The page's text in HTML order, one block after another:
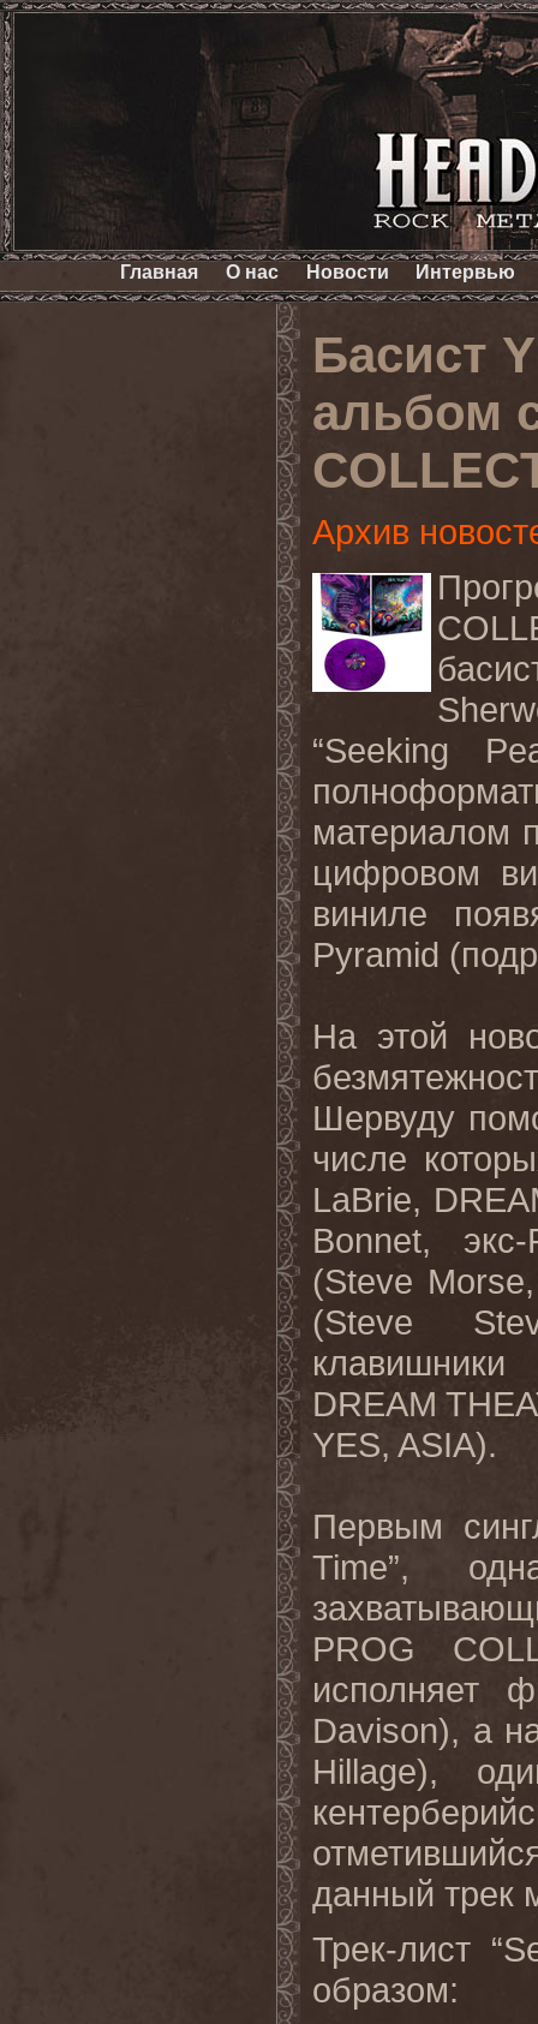
Главная О нас Новости Интервью
Басист
альбом
Архив
“Seeking
материалом
цифровом
виниле
Pyramid
На этой
Шервуду
числе
LaBrie,
Bonnet, экс-
(Steve Morse
(Steve
DREAM
YES, ASIA).
Первым
Time”,
PROG
исполняет
Davison), а
Hillage),
данный трек
Трек-лист “
образом: